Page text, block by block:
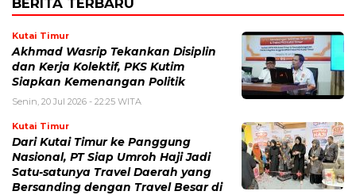
BERITA TERBARU
Kutai Timur
Akhmad Wasrip Tekankan Disiplin
dan Kerja Kolektif, PKS Kutim
Siapkan Kemenangan Politik
Senin, 20 Jul 2026 - 22:25 WITA
Kutai Timur
Dari Kutai Timur ke Panggung
Nasional, PT Siap Umroh Haji Jadi
Satu-satunya Travel Daerah yang
Bersanding dengan Travel Besar di